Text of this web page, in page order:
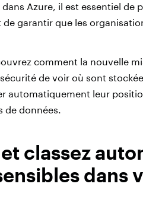
Azure, il est essentiel de
garantir que les
comment la nouvelle
de voir où sont
automatiquement leur
de données.
classez
dans